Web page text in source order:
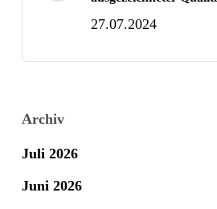
27.07.2024
Archiv
Juli 2026
Juni 2026